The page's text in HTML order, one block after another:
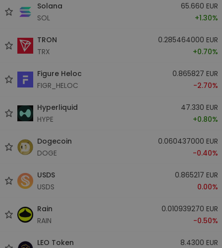
Solana
SOL
65.660 EUR
+1.30%
TRON
TRX
0.285464000 EUR
+0.70%
Figure Heloc
FIGR_HELOC
0.865827 EUR
-2.70%
Hyperliquid
HYPE
47.330 EUR
+0.80%
Dogecoin
DOGE
0.060437000 EUR
-0.40%
USDS
USDS
0.865217 EUR
0.00%
Rain
RAIN
0.010939270 EUR
-0.50%
LEO Token
8.4300 EUR